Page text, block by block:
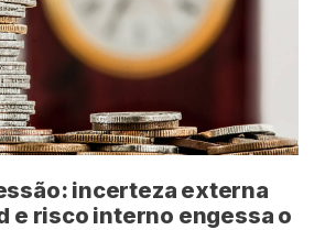
incerteza externa
e risco interno engessa o